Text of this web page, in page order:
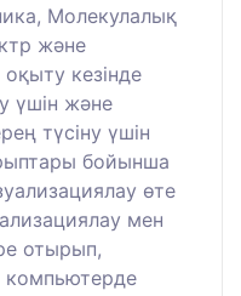
Молекулалық
және
кезінде
үшін және
түсіну үшін
бойынша
өте
мен
отырып,
компьютерде